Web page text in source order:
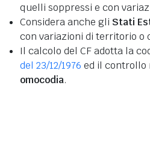
quelli soppressi e con
Considera anche gli Stati
con variazioni di territorio o
Il calcolo del CF adotta la
del 23/12/1976 ed il controllo
omocodia.